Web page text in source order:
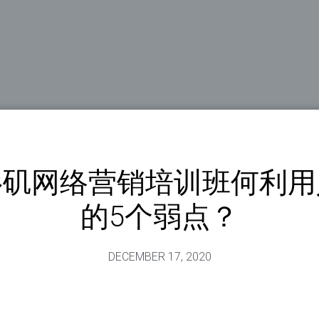
网络营销培训班何利
的5个弱点？
DECEMBER 17, 2020